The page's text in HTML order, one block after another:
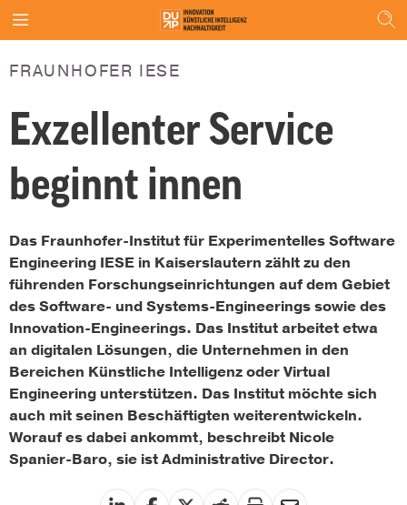
FRAUNHOFER IESE
Exzellenter Service
beginnt innen
Das Fraunhofer-Institut für Experimentelles Software
Engineering IESE in Kaiserslautern zählt zu den
führenden Forschungseinrichtungen auf dem Gebiet
des Software- und Systems-Engineerings sowie des
Innovation-Engineerings. Das Institut arbeitet etwa
an digitalen Lösungen, die Unternehmen in den
Bereichen Künstliche Intelligenz oder Virtual
Engineering unterstützen. Das Institut möchte sich
auch mit seinen Beschäftigten weiterentwickeln.
Worauf es dabei ankommt, beschreibt Nicole
Spanier-Baro, sie ist Administrative Director.